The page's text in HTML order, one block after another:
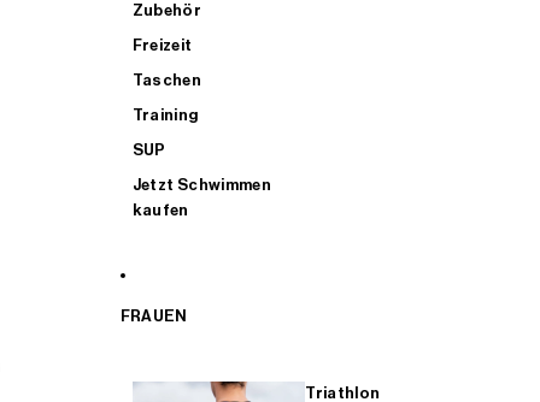
Zubehör
Freizeit
Taschen
Training
SUP
Jetzt Schwimmen
kaufen
FRAUEN
Triathlon